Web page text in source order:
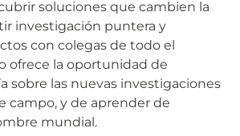
soluciones que cambien la
investigación puntera y
con colegas de todo el
ofrece la oportunidad de
sobre las nuevas investigaciones
campo, y de aprender de
mundial.